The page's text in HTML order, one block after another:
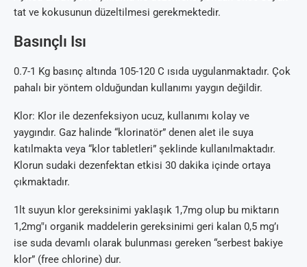
tat ve kokusunun düzeltilmesi gerekmektedir.
Basınçlı Isı
0.7-1 Kg basınç altında 105-120 C ısıda uygulanmaktadır. Çok
pahalı bir yöntem olduğundan kullanımı yaygın değildir.
Klor: Klor ile dezenfeksiyon ucuz, kullanımı kolay ve
yaygındır. Gaz halinde “klorinatör” denen alet ile suya
katılmakta veya “klor tabletleri” şeklinde kullanılmaktadır.
Klorun sudaki dezenfektan etkisi 30 dakika içinde ortaya
çıkmaktadır.
1lt suyun klor gereksinimi yaklaşık 1,7mg olup bu miktarın
1,2mg‟ı organik maddelerin gereksinimi geri kalan 0,5 mg’ı
ise suda devamlı olarak bulunması gereken “serbest bakiye
klor” (free chlorine) dur.